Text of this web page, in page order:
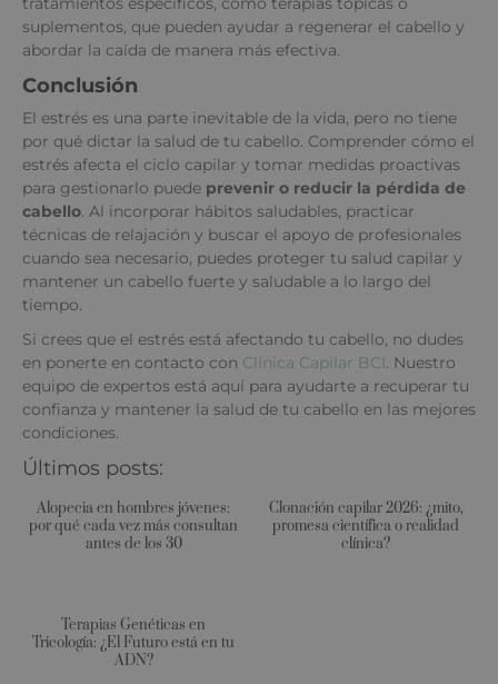
suplementos, que pueden ayudar a regenerar el cabello y
abordar la caída de manera más efectiva.
Conclusión
El estrés es una parte inevitable de la vida, pero no tiene
por qué dictar la salud de tu cabello. Comprender cómo el
estrés afecta el ciclo capilar y tomar medidas proactivas
para gestionarlo puede prevenir o reducir la pérdida de
cabello. Al incorporar hábitos saludables, practicar
técnicas de relajación y buscar el apoyo de profesionales
cuando sea necesario, puedes proteger tu salud capilar y
mantener un cabello fuerte y saludable a lo largo del
tiempo.
Si crees que el estrés está afectando tu cabello, no dudes
en ponerte en contacto con Clínica Capilar BCI. Nuestro
equipo de expertos está aquí para ayudarte a recuperar tu
confianza y mantener la salud de tu cabello en las mejores
condiciones.
Últimos posts:
Alopecia en hombres jóvenes:
por qué cada vez más consultan
antes de los 30
Clonación capilar 2026: ¿mito,
promesa científica o realidad
clínica?
Terapias Genéticas en
Tricología: ¿El Futuro está en tu
ADN?